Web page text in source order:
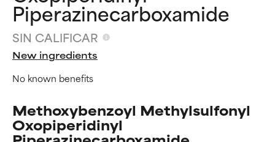
Piperazinecarboxamide
SIN CALIFICAR
New ingredients
No known benefits
Methoxybenzoyl Methylsulfonyl
Oxopiperidinyl